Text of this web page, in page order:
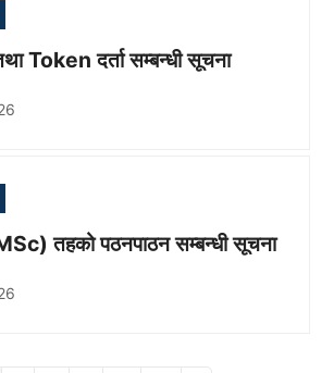
Token दर्ता सम्बन्धी सूचना
तहको पठनपाठन सम्बन्धी सूचना